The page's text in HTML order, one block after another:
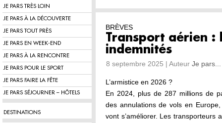
JE PARS TRÈS LOIN
JE PARS À LA DÉCOUVERTE
JE PARS TOUT PRÈS
JE PARS EN WEEK-END
JE PARS À LA RENCONTRE
JE PARS POUR LE SPORT
JE PARS FAIRE LA FÊTE
JE PARS SÉJOURNER – HÔTELS
DESTINATIONS
BRÈVES
Transport aérien
indemnités
8 septembre 2025 | Auteur Je pars...
L’armistice en 2026 ?
En 2024, plus de 287 millions de
des annulations de vols en
vont s’améliorer. Les transporteurs